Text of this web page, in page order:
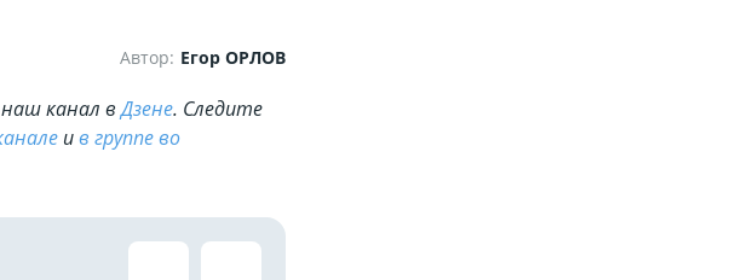
Автор: Егор ОРЛОВ
канал вДзене. Cледите
ив группе во